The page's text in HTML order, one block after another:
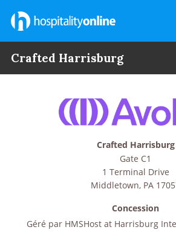
Crafted Harrisburg
Crafted Harrisburg
Gate C1
1 Terminal Drive
Middletown, PA
Concession
Géré par HMSHost at Harrisburg